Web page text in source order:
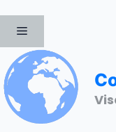
springen
MENÜ